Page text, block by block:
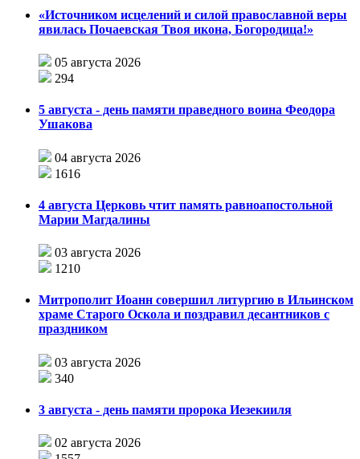
«Источником исцелений и силой православной веры
явилась Почаевская Твоя икона, Богородица!»
05 августа 2026
294
5 августа - день памяти праведного воина Феодора
Ушакова
04 августа 2026
1616
4 августа Церковь чтит память равноапостольной
Марии Магдалины
03 августа 2026
1210
Митрополит Иоанн совершил литургию в Ильинском
храме Старого Оскола и поздравил десантников с
праздником
03 августа 2026
340
3 августа - день памяти пророка Иезекииля
02 августа 2026